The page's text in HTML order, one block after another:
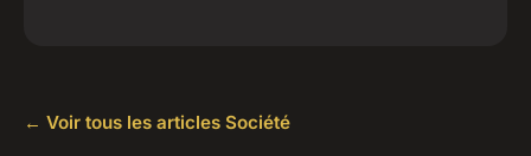
← Voir tous les articles Société